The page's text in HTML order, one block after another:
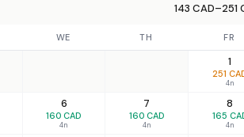
143 CAD–251
WE TH FR
1
251
4n
6
160 CAD
4n
7
160 CAD
4n
8
165
4n